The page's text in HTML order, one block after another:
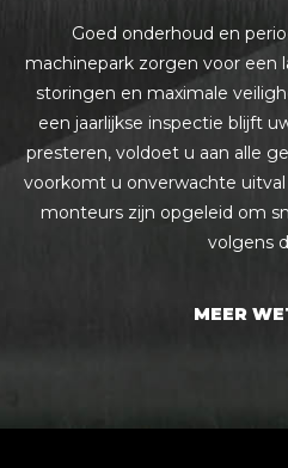
Goed onderhoud en
machinepark zorgen voor een
storingen en maximale
een jaarlijkse inspectie blijft
presteren, voldoet u aan alle
voorkomt u onverwachte
monteurs zijn opgeleid om
volgens
MEER